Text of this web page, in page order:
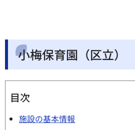
小梅保育園（区立）
目次
施設の基本情報